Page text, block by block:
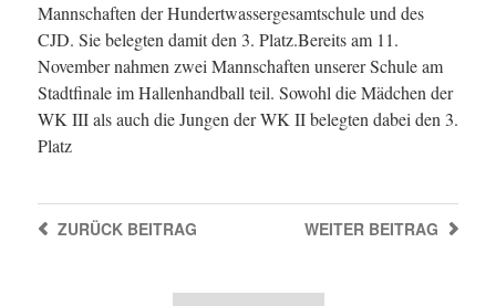
Mannschaften der Hundertwassergesamtschule und des
CJD. Sie belegten damit den 3. Platz.Bereits am 11.
November nahmen zwei Mannschaften unserer Schule am
Stadtfinale im Hallenhandball teil. Sowohl die Mädchen der
WK III als auch die Jungen der WK II belegten dabei den 3.
Platz
WEITER BEITRAG
ZURÜCKBEITRAG